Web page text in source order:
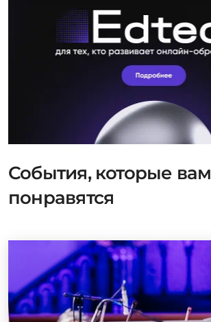
События, которые вам
понравятся